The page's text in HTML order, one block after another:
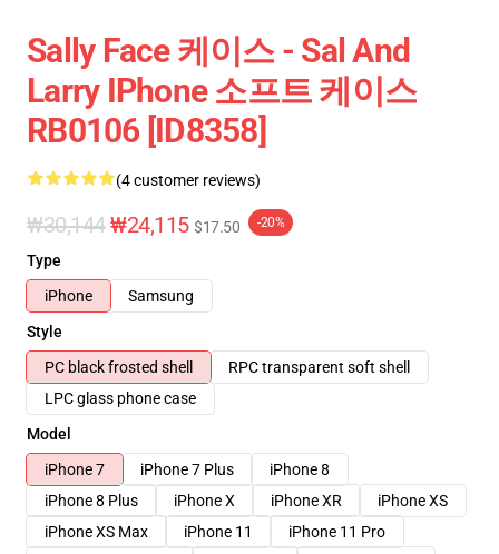
Sally Face 케이스 - Sal And
Larry IPhone 소프트 케이스
RB0106 [ID8358]
(4 customer reviews)
₩30,144₩24,115 $17.50 -20%
Type
iPhone
Samsung
Style
PC black frosted shell
RPC transparent soft shell
LPC glass phone case
Model
iPhone 7
iPhone 7 Plus
iPhone 8
iPhone 8 Plus
iPhone X iPhone XR
iPhone XS
iPhone XS Max
iPhone 11
iPhone 11 Pro